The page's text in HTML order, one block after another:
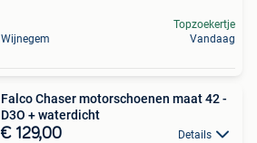
Wijnegem
Topzoekertje
Vandaag
Falco Chaser motorschoenen maat 42 -
D3O + waterdicht
€ 129,00 Details